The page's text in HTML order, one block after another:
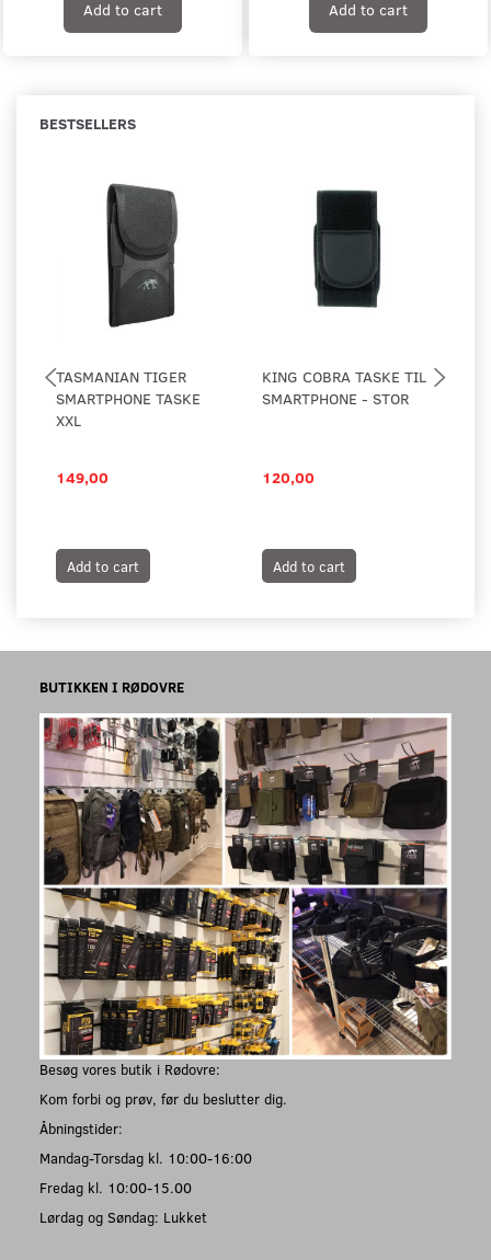
Add to cart Add to cart
BESTSELLERS
TASMANIAN TIGER
SMARTPHONE TASKE
XXL
149,00
Add to cart
KING COBRA TASKE TIL
SMARTPHONE - STOR
120,00
Add to cart
BUTIKKEN I RØDOVRE
Besøg vores butik i Rødovre:
Kom forbi og prøv, før du beslutter dig.
Åbningstider:
Mandag-Torsdag kl. 10:00-16:00
Fredag kl. 10:00-15.00
Lørdag og Søndag: Lukket